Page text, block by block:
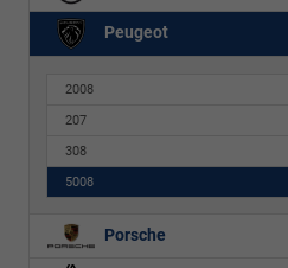
Peugeot
2008
207
308
5008
Porsche